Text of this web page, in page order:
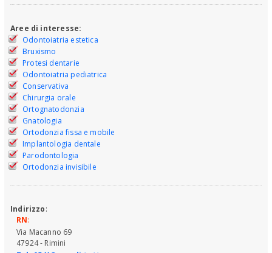
Aree di interesse:
Odontoiatria estetica
Bruxismo
Protesi dentarie
Odontoiatria pediatrica
Conservativa
Chirurgia orale
Ortognatodonzia
Gnatologia
Ortodonzia fissa e mobile
Implantologia dentale
Parodontologia
Ortodonzia invisibile
Indirizzo:
RN:
Via Macanno 69
47924 - Rimini